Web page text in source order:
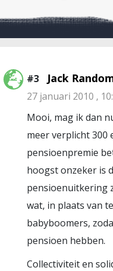
#3 Jack
27 januari 2010 ,
Mooi, mag ik dan
meer verplicht 300
pensioenpremie
hoogst onzeker is
pensioenuitkering
wat, in plaats van
babyboomers,
pensioen hebben.
Collectiviteit en